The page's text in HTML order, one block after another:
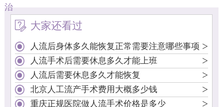
治
大家还看过
人流后身体多久能恢复正常需要注意哪些事项 >
人流手术后需要休息多久才能上班 >
人流后需要休息多久才能恢复 >
北京人工流产手术费用大概多少钱 >
重庆正规医院做人流手术价格是多少 >